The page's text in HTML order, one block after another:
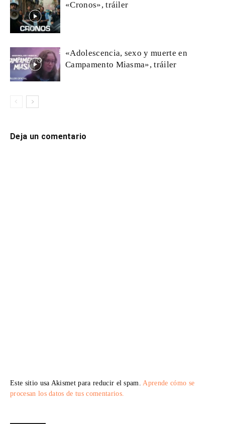
«Cronos», tráiler
«Adolescencia, sexo y muerte en
Campamento Miasma», tráiler
Deja un comentario
Este sitio usa Akismet para reducir el spam. Aprende cómo se
procesan los datos de tus comentarios.